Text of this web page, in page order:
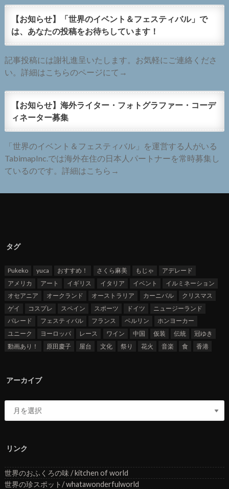
【お知らせ】「世界のイベント＆フェスティバル」で
は、あなたの投稿をお待ちしています！
記事投稿には謝礼進呈いたします。お気軽にご連絡くださ
い。詳細はこちらのページにて→
【お知らせ】海外ライター・フォトグラファー・コーデ
ィネーター募集
「世界のイベント＆フェスティバル」を運営する人がいる
TabimapInc.では海外在住の日本人パートナーを常時募集し
ているのです。詳細はこちら→
タグ
Pukeko yuca おすすめ！ さくら麻美 もじゃ
アデレード
アメリカ
アート イギリス イタリア イベント
イルミネーション
オセアニア
オークランド オーストラリア カーニバル
クリスマス
ゲイ
コスプレ スペイン スポーツ ドイツ
ニュージーランド
パレード
フェスティバル フランス ベルリン
ホンヨーカー
ユニーク
ヨーロッパ レース ワイン 中国 仮装 伝統
冠ゆき
動画あり！
原田慶子 屋台 文化 祭り 花火 音楽 食 香港
アーカイブ
リンク
世界のおふくろの味 / kitchen of world
世界の珍スポット/ whatawonderfulworld